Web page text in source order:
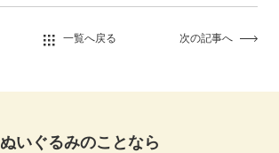
一覧へ戻る 次の記事へ
ぬいぐるみのことなら